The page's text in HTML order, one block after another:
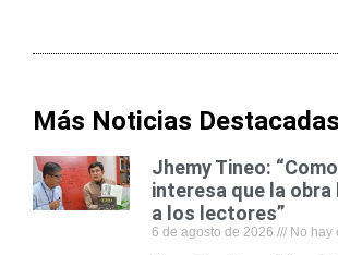
Más Noticias Destacadas
Jhemy Tineo:
interesa que la obra
a los lectores”
6 de agosto de 2026 No hay